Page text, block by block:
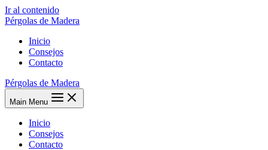
Ir al contenido
Pérgolas de Madera
Inicio
Consejos
Contacto
Pérgolas de Madera
Main Menu
Inicio
Consejos
Contacto